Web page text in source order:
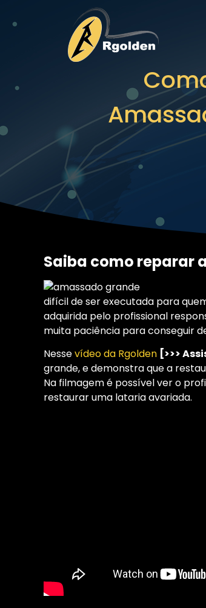
Saiba como reparar
difícil de ser executada para
adquirida pelo profissional
muita paciência para conseguir
Nessevídeo da Rgolden [>>>
grande, e demonstra que a
Na filmagem é possível ver o
restaurar uma lataria avariada.